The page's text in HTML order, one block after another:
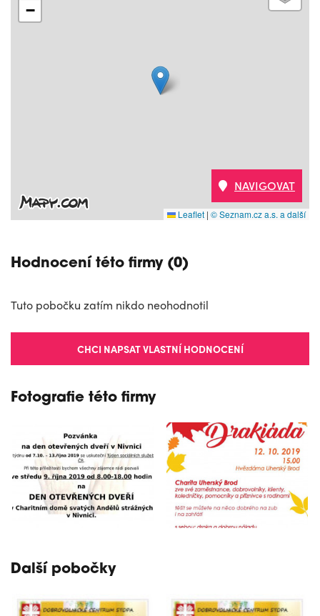
−
Leaflet | © Seznam.cz a.s. a další
NAVIGOVAT
Hodnocení této firmy (0)
Tuto pobočku zatím nikdo neohodnotil
CHCI NAPSAT VLASTNÍ HODNOCENÍ
Fotografie této firmy
Další pobočky